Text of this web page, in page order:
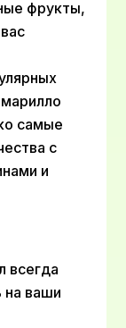
фрукты,
самые
с
и
всегда
на ваши